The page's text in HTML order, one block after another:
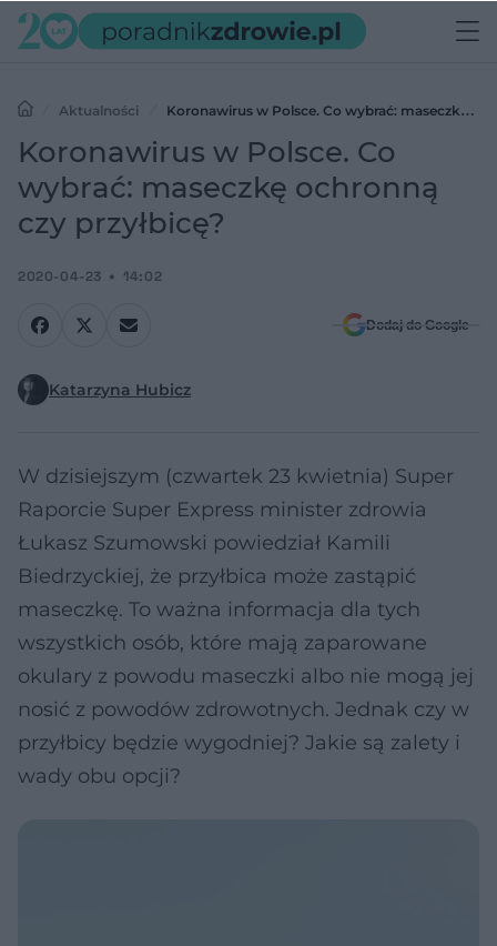
Aktualności
Koronawirus w Polsce. Co wybrać: maseczkę
ochronną czy przyłbicę?
Koronawirus w Polsce. Co
wybrać: maseczkę ochronną
czy przyłbicę?
2020-04-23 14:02
Dodaj do Google
Katarzyna Hubicz
W dzisiejszym (czwartek 23 kwietnia) Super
Raporcie Super Express minister zdrowia
Łukasz Szumowski powiedział Kamili
Biedrzyckiej, że przyłbica może zastąpić
maseczkę. To ważna informacja dla tych
wszystkich osób, które mają zaparowane
okulary z powodu maseczki albo nie mogą jej
nosić z powodów zdrowotnych. Jednak czy w
przyłbicy będzie wygodniej? Jakie są zalety i
wady obu opcji?